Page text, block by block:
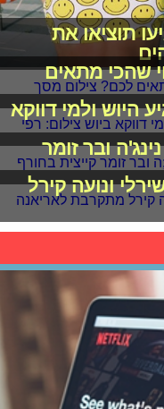
תוציאו את
שהכי מתאים
היוש ולמי דווקא
ובר זומר
ונועה קירל